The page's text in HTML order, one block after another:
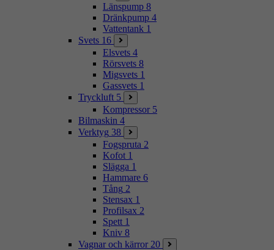
Länspump 8
Dränkpump 4
Vattentank 1
Svets 16
Elsvets 4
Rörsvets 8
Migsvets 1
Gassvets 1
Tryckluft 5
Kompressor 5
Bilmaskin 4
Verktyg 38
Fogspruta 2
Kofot 1
Slägga 1
Hammare 6
Tång 2
Stensax 1
Profilsax 2
Spett 1
Kniv 8
Vagnar och kärror 20